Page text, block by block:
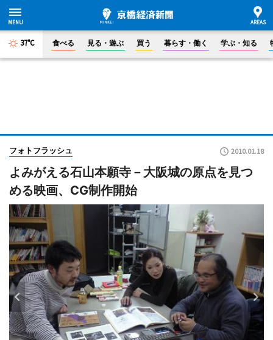
37°C 食べる 見る・遊ぶ 買う 暮らす・働く 学ぶ・知る
フォトフラッシュ 2010.01.18
よみがえる石山本願寺－大阪城の原点を見つ
める映画、CG制作開始